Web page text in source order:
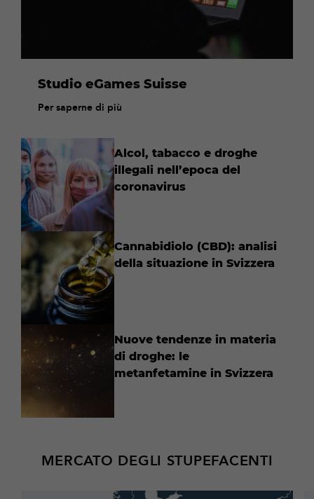
Studio eGames Suisse
Per saperne di più
Alcol, tabacco e droghe
illegali nell’epoca del
coronavirus
Cannabidiolo (CBD): analisi
della situazione in Svizzera
Nuove tendenze in materia
di droghe: le
metanfetamine in Svizzera
MERCATO DEGLI STUPEFACENTI